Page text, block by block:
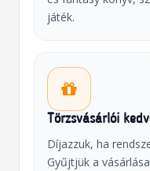
játék.
Törzsvásárlói
Díjazzuk, ha
Gyűjtjük a